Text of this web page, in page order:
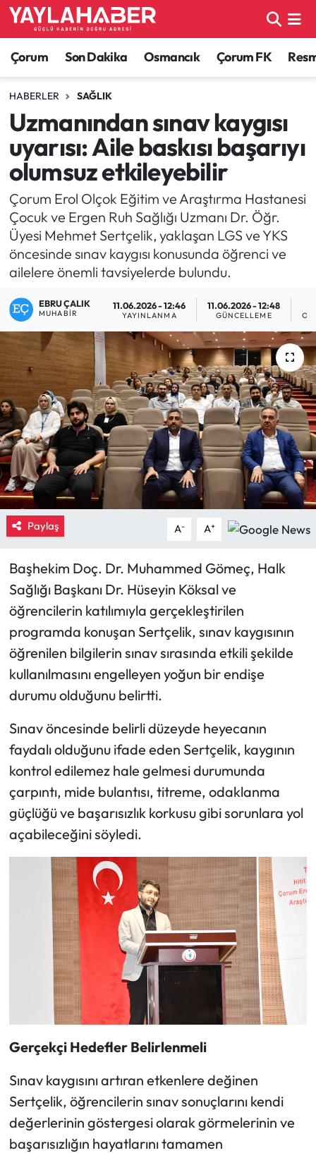
Çorum Son Dakika Osmancık Çorum FK
HABERLER SAĞLIK
Uzmanından sınav kaygısı
uyarısı: Aile baskısı başarıyı
olumsuz etkileyebilir
Çorum Erol Olçok Eğitim ve Araştırma Hastanesi
Çocuk ve Ergen Ruh Sağlığı Uzmanı Dr. Öğr.
Üyesi Mehmet Sertçelik, yaklaşan LGS ve YKS
öncesinde sınav kaygısı konusunda öğrenci ve
ailelere önemli tavsiyelerde bulundu.
EBRU ÇALIK
MUHABIR
11.06.2026 - 12:46
YAYINLANMA
11.06.2026 - 12:48
GÜNCELLEME
Paylaş A- A+
Başhekim Doç. Dr. Muhammed Gömeç, Halk
Sağlığı Başkanı Dr. Hüseyin Köksal ve
öğrencilerin katılımıyla gerçekleştirilen
programda konuşan Sertçelik, sınav kaygısının
öğrenilen bilgilerin sınav sırasında etkili şekilde
kullanılmasını engelleyen yoğun bir endişe
durumu olduğunu belirtti.
Sınav öncesinde belirli düzeyde heyecanın
faydalı olduğunu ifade eden Sertçelik, kaygının
kontrol edilemez hale gelmesi durumunda
çarpıntı, mide bulantısı, titreme, odaklanma
güçlüğü ve başarısızlık korkusu gibi sorunlara yol
açabileceğini söyledi.
Gerçekçi Hedefler Belirlenmeli
Sınav kaygısını artıran etkenlere değinen
Sertçelik, öğrencilerin sınav sonuçlarını kendi
değerlerinin göstergesi olarak görmelerinin ve
başarısızlığın hayatlarını tamamen
Alaca Haberleri
Bayat Haberleri
Bilgi - Keşfet Haberleri
Bilim ve Teknoloji
Boğazkale Haberleri
Çorum Haberleri
Çorum Son Dakika Haberleri
Dodurga Haberleri
Eğitim
Ekonomi
Güncel
İskilip Haberleri
Kargı Haberleri
Kimdir?
Laçin Haberleri
Magazin
Mecitözü Haberleri
Oğuzlar Haberleri
Ortaköy Haberleri
Osmancık Haberleri
Otomotiv
Resmi İlan
Resmi Reklam
Sağlık
Siyaset
Spor
Sungurlu Haberleri
Turizm
Uğurludağ Haberleri
Yaşam
Çorum Nöbetçi Eczaneler
Çorum Hava Durumu
Çorum Namaz Vakitleri
Çorum Trafik Yoğunluk Haritası
TFF 1.Lig Puan Durumu ve Fikstür
Tüm Manşetler
Son Dakika Haberleri
Haber Arşivi